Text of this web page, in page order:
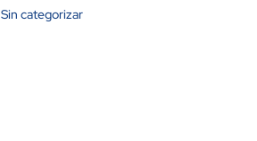
Sin categorizar